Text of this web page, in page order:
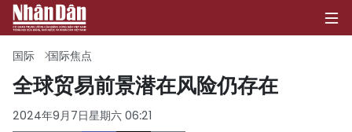
首页
国际 国际焦点
全球贸易前景潜在风险仍存在
2024年9月7日星期六 06:21